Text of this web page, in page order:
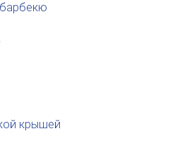
крышей